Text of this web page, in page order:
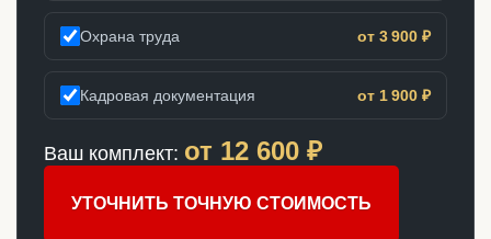
Охрана труда от 3 900 ₽
Кадровая документация от 1 900 ₽
Ваш комплект: от 12 600 ₽
УТОЧНИТЬ ТОЧНУЮ СТОИМОСТЬ